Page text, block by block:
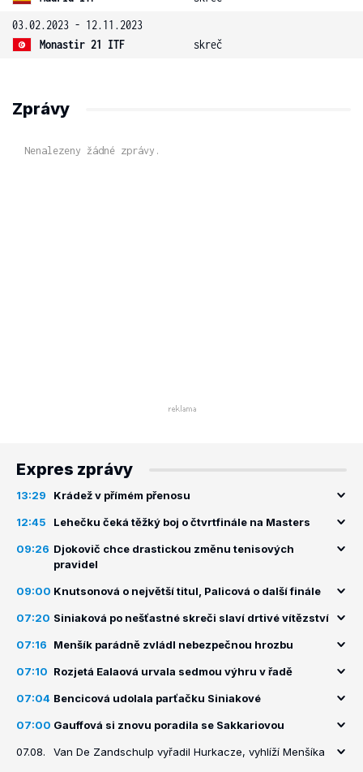
03.02.2023 - 12.11.2023
Monastir 21 ITF
skreč
Zprávy
Nenalezeny žádné zprávy.
Expres zprávy
13:29 Krádež v přímém přenosu
12:45 Lehečku čeká těžký boj o čtvrtfinále na Masters
09:26 Djokovič chce drastickou změnu tenisových
pravidel
09:00 Knutsonová o největší titul, Palicová o další finále
07:20 Siniaková po nešťastné skreči slaví drtivé vítězství
07:16 Menšík parádně zvládl nebezpečnou hrozbu
07:10 Rozjetá Ealaová urvala sedmou výhru v řadě
07:04 Bencicová udolala parťačku Siniakové
07:00 Gauffová si znovu poradila se Sakkariovou
07.08. Van De Zandschulp vyřadil Hurkacze, vyhlíží Menšíka